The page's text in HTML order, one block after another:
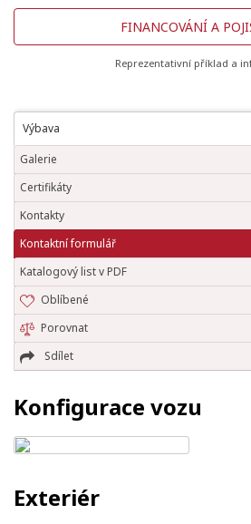
FINANCOVÁNÍ A
Reprezentativní příklad a
Výbava
Galerie
Certifikáty
Kontakty
Kontaktní formulář
Katalogový list v PDF
Oblíbené
Porovnat
Sdílet
Konfigurace vozu
Exteriér